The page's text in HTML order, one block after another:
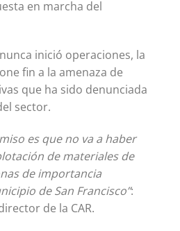
en marcha del
inició operaciones, la
fin a la amenaza de
que ha sido denunciada
sector.
es que no va a haber
de materiales de
de importancia
de San Francisco”:
de la CAR.